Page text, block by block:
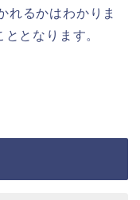
れるかはわかりま
ととなります。